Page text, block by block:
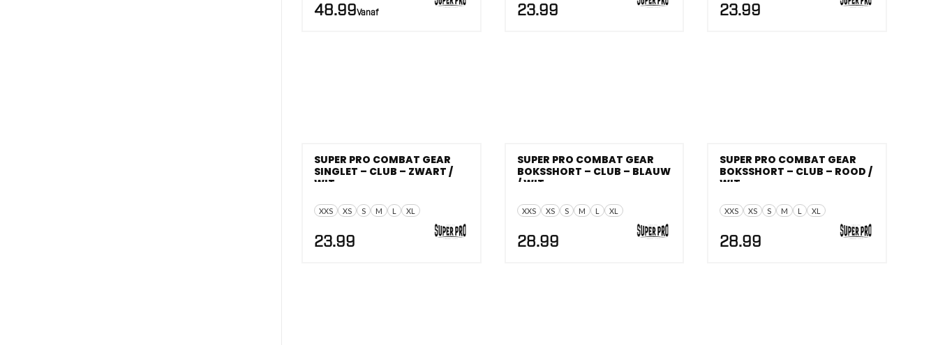
Vanaf
48.99 23.99 23.99
XXS XS S M L XL
SUPER PRO COMBAT GEAR
SINGLET – CLUB – ZWART /
WIT
23.99
XXS XS S M L XL
SUPER PRO COMBAT GEAR
BOKSSHORT – CLUB – BLAUW
/ WIT
28.99
XXS XS S M L XL
SUPER PRO COMBAT GEAR
BOKSSHORT – CLUB – ROOD /
WIT
28.99